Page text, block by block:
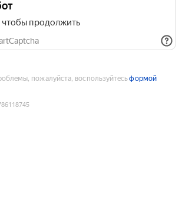
продолжить
пожалуйста, воспользуйтесьформой